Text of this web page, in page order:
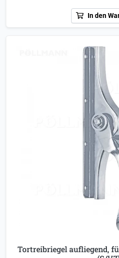
In den
Tortreibriegel aufliegend,